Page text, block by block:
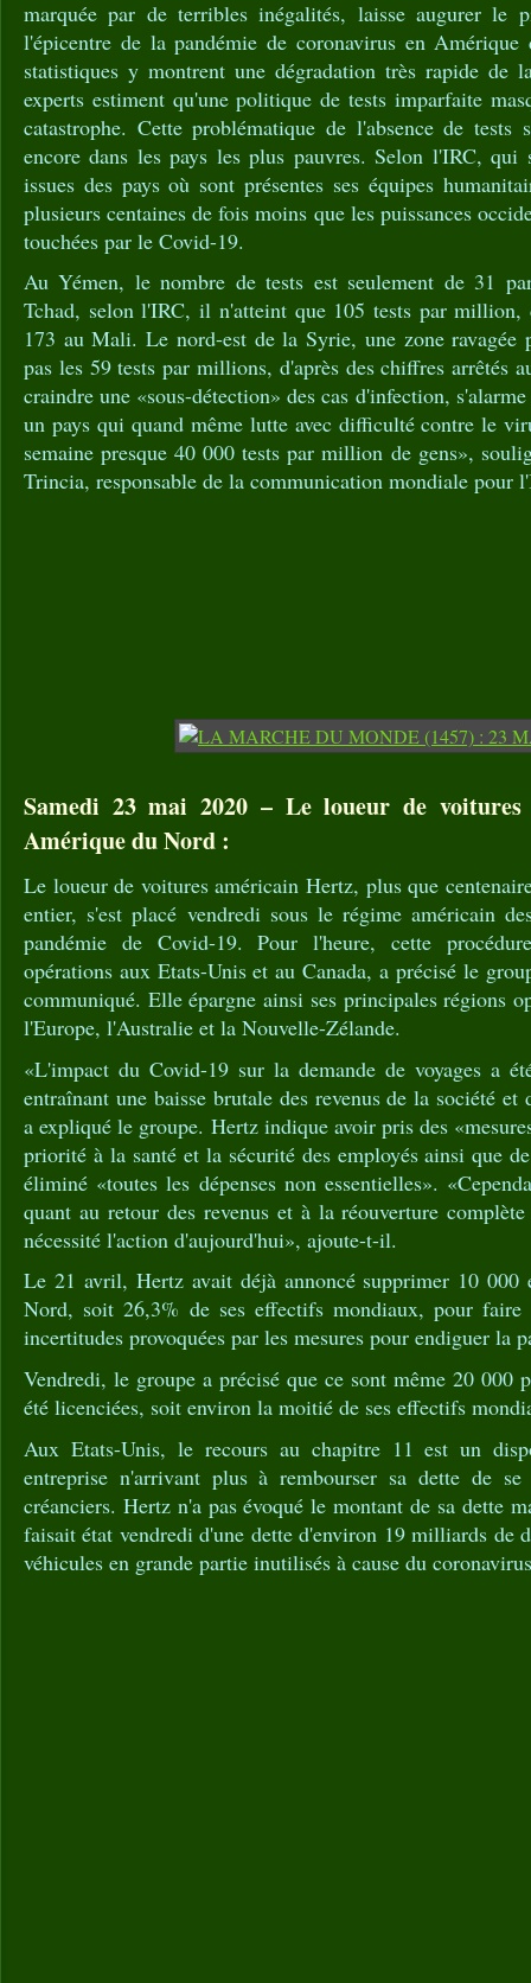
marquée par de terribles inégalités, laisse augurer le
l'épicentre de la pandémie de coronavirus en
statistiques y montrent une dégradation très rapide de
experts estiment qu'une politique de tests imparfaite
catastrophe. Cette problématique de l'absence de tests
encore dans les pays les plus pauvres. Selon l'IRC, qui
issues des pays où sont présentes ses équipes
plusieurs centaines de fois moins que les puissances
touchées par le Covid-19.
Au Yémen, le nombre de tests est seulement de 31
Tchad, selon l'IRC, il n'atteint que 105 tests par
173 au Mali. Le nord-est de la Syrie, une zone ravagée
pas les 59 tests par millions, d'après des chiffres arrêtés
craindre une «sous-détection» des cas d'infection,
un pays qui quand même lutte avec difficulté contre le
semaine presque 40 000 tests par million de gens»,
Trincia, responsable de la communication mondiale pour
Samedi 23 mai 2020 – Le loueur de
Amérique du Nord :
Le loueur de voitures américain Hertz, plus que
entier, s'est placé vendredi sous le régime américain
pandémie de Covid-19. Pour l'heure, cette
opérations aux Etats-Unis et au Canada, a précisé le
communiqué. Elle épargne ainsi ses principales régions
l'Europe, l'Australie et la Nouvelle-Zélande.
«L'impact du Covid-19 sur la demande de voyages a
entraînant une baisse brutale des revenus de la société et
a expliqué le groupe. Hertz indique avoir pris des
priorité à la santé et la sécurité des employés ainsi que
éliminé «toutes les dépenses non essentielles».
quant au retour des revenus et à la réouverture
nécessité l'action d'aujourd'hui», ajoute-t-il.
Le 21 avril, Hertz avait déjà annoncé supprimer 10 000
Nord, soit 26,3% de ses effectifs mondiaux, pour faire
incertitudes provoquées par les mesures pour endiguer la
Vendredi, le groupe a précisé que ce sont même 20 000
été licenciées, soit environ la moitié de ses effectifs
Aux Etats-Unis, le recours au chapitre 11 est un
entreprise n'arrivant plus à rembourser sa dette de
créanciers. Hertz n'a pas évoqué le montant de sa dette
faisait état vendredi d'une dette d'environ 19 milliards de
véhicules en grande partie inutilisés à cause du